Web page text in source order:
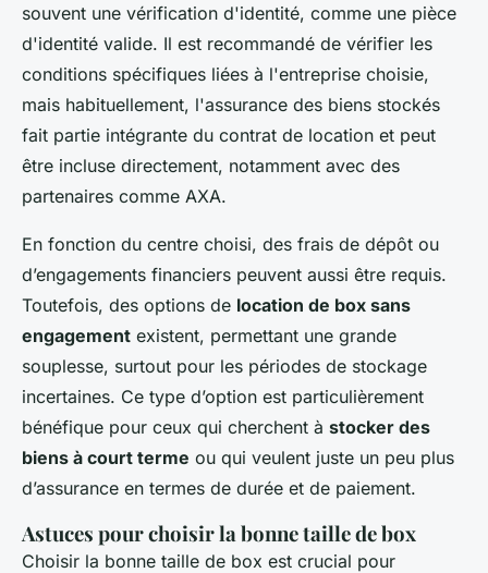
souvent une vérification d'identité, comme une pièce
d'identité valide. Il est recommandé de vérifier les
conditions spécifiques liées à l'entreprise choisie,
mais habituellement, l'assurance des biens stockés
fait partie intégrante du contrat de location et peut
être incluse directement, notamment avec des
partenaires comme AXA.
En fonction du centre choisi, des frais de dépôt ou
d’engagements financiers peuvent aussi être requis.
Toutefois, des options de location de box sans
engagement existent, permettant une grande
souplesse, surtout pour les périodes de stockage
incertaines. Ce type d’option est particulièrement
bénéfique pour ceux qui cherchent à stocker des
biens à court terme ou qui veulent juste un peu plus
d’assurance en termes de durée et de paiement.
Astuces pour choisir la bonne taille de box
Choisir la bonne taille de box est crucial pour